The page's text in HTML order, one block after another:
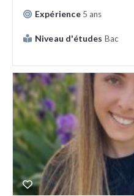
Expérience 5 ans
Niveau d'études Bac